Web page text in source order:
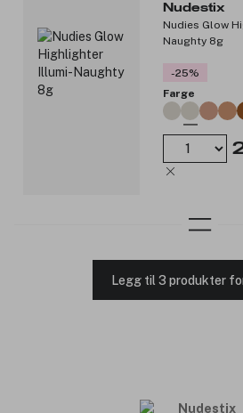
Nudestix
Nudies Glow
Naughty 8g
-25%
Farge
Legg til 3 produkter